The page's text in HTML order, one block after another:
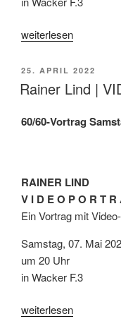
„Arthur
|
Künstlerbuch
zu
weiterlesen
VERÖFFENTLICHT
AM
25. APRIL 2022
Rainer Lind |
60/60-Vortrag
RAINER LIND
Ein Vortrag mit
Samstag, 07. Mai
um 20 Uhr
in Wacker F.3
„Rainer
weiterlesen